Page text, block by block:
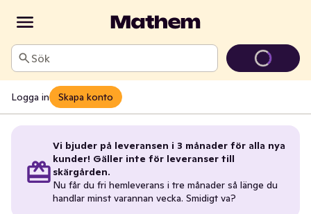
Sök
Logga in Skapa konto
Vi bjuder på leveransen i 3 månader för alla nya
kunder! Gäller inte för leveranser till
skärgården.
Nu får du fri hemleverans i tre månader så länge du
handlar minst varannan vecka. Smidigt va?